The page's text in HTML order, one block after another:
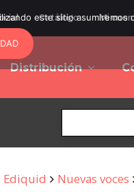
Catálogo Mi
Distribución
Ediquid Nuevas voces
este sitio asumiremos